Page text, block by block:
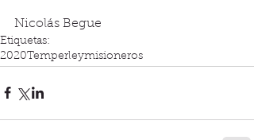
Nicolás Begue
Etiquetas:
2020Temperleymisioneros